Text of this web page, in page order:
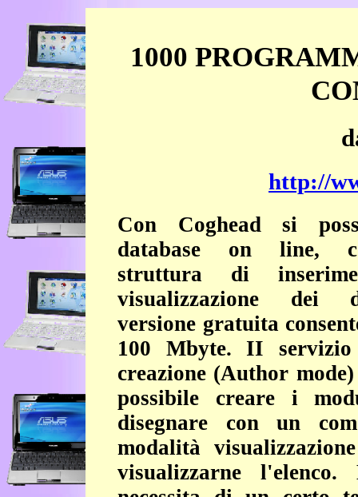
1000
http://
Con Coghead si
database on line,
struttura di
visualizzazione dei
versione gratuita
100 Mbyte. II
creazione (Author
possibile creare i
disegnare con un
modalità
visualizzarne